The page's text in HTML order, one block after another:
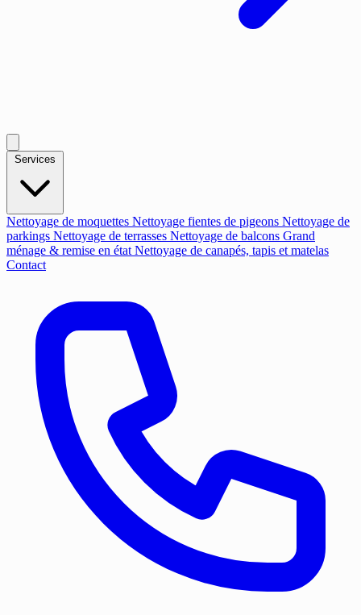
Nettoyage de moquettes Nettoyage fientes de pigeons Nettoyage de
parkings Nettoyage de terrasses Nettoyage de balcons Grand
ménage & remise en état Nettoyage de canapés, tapis et matelas
Contact